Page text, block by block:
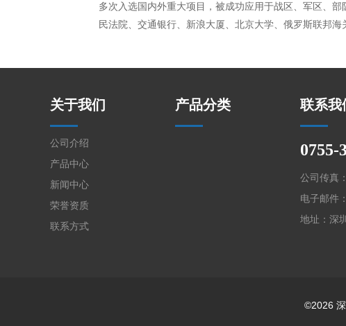
多次入选国内外重大项目，被成功应用于战区、军区、
民法院、交通银行、新浪大厦、北京大学、俄罗斯联邦
关于我们
公司介绍
产品中心
新闻中心
荣誉资质
联系方式
产品分类 联系我
0755-
公司传真
电子邮件
地址：深
©2026